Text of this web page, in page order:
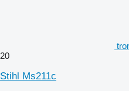
20
Stihl Ms211c